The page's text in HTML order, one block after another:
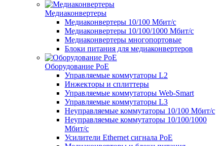
Медиаконвертеры
Медиаконвертеры 10/100 Мбит/с
Медиаконвертеры 10/100/1000 Мбит/c
Медиаконвертеры многопортовые
Блоки питания для медиаконвертеров
Оборудование PoE
Управляемые коммутаторы L2
Инжекторы и сплиттеры
Управляемые коммутаторы Web-Smart
Управляемые коммутаторы L3
Неуправляемые коммутаторы 10/100 Мбит/с
Неуправляемые коммутаторы 10/100/1000
Мбит/с
Усилители Ethernet сигнала PoE